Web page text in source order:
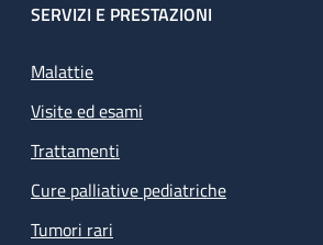
SERVIZI E PRESTAZIONI
Malattie
Visite ed esami
Trattamenti
Cure palliative pediatriche
Tumori rari